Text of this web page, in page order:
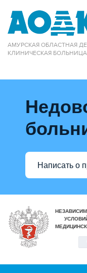
АМУРСКАЯ ОБЛАСТНАЯ
КЛИНИЧЕСКАЯ БОЛЬНИЦА
Написать о